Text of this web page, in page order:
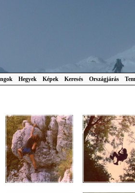
Hegyek Képek Keresés Országjárás